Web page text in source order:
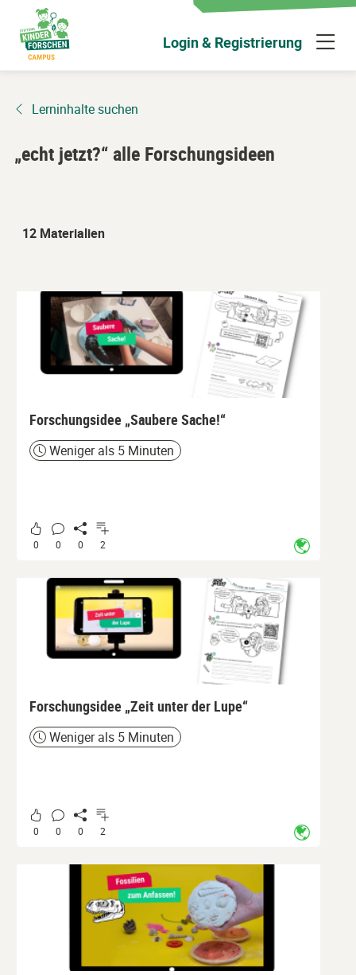
Hauptinhalt
wechseln
Login & Registrierung
Lerninhalte suchen
„echt jetzt?“ alle Forschungsideen
12 Materialien
Forschungsidee „Saubere Sache!“
ZeitWeniger als 5 Minuten
0 0 0 2
Forschungsidee „Zeit unter der Lupe“
ZeitWeniger als 5 Minuten
0 0 0 2